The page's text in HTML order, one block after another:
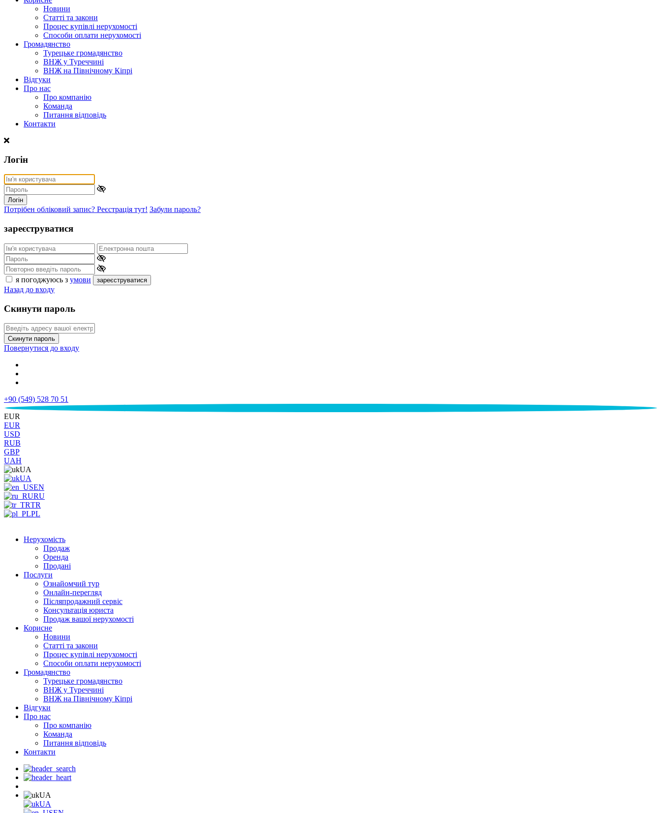
Новини
Статті та закони
Процес купівлі нерухомості
Способи оплати нерухомості
Громадянство
Турецьке громадянство
ВНЖ у Туреччині
ВНЖ на Північному Кіпрі
Відгуки
Про нас
Про компанію
Команда
Питання відповідь
Контакти
Логін
Логін
Потрібен обліковий запис? Реєстрація тут! Забули пароль?
зареєструватися
я погоджуюсь з умови зареєструватися
Назад до входу
Скинути пароль
Скинути пароль
Повернутися до входу
+90 (549) 528 70 51
€
EUR
EUR
USD
RUB
GBP
UAH
UA
UA
EN
RU
TR
PL
Нерухомість
Продаж
Оренда
Продані
Послуги
Ознайомчий тур
Онлайн-перегляд
Післяпродажний сервіс
Консультація юриста
Продаж вашої нерухомості
Корисне
Новини
Статті та закони
Процес купівлі нерухомості
Способи оплати нерухомості
Громадянство
Турецьке громадянство
ВНЖ у Туреччині
ВНЖ на Північному Кіпрі
Відгуки
Про нас
Про компанію
Команда
Питання відповідь
Контакти
UA
UA